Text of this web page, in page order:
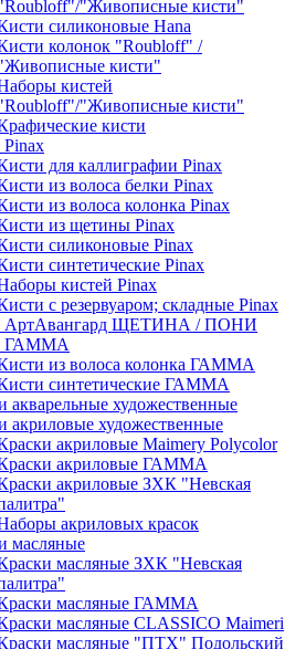
"Живописные кисти"
силиконовые Hana
колонок "Roubloff" /
кисти"
кистей
"Живописные кисти"
кисти
для каллиграфии Pinax
из волоса белки Pinax
из волоса колонка Pinax
из щетины Pinax
силиконовые Pinax
синтетические Pinax
кистей Pinax
с резервуаром; складные Pinax
АртАвангард ЩЕТИНА / ПОНИ
ГАММА
из волоса колонка ГАММА
синтетические ГАММА
акварельные художественные
акриловые художественные
акриловые Maimery Polycolor
акриловые ГАММА
акриловые ЗХК "Невская
акриловых красок
масляные
масляные ЗХК "Невская
масляные ГАММА
масляные CLASSICO Maimeri
масляные "ПТХ" Подольский